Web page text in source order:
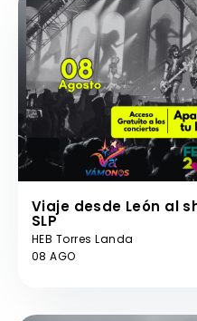
Viaje desde León al
SLP
HEB Torres Landa
08 AGO